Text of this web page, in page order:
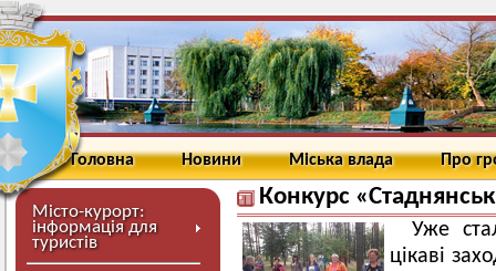
Головна Новини Міська влада Про
Місто-курорт:
інформація для
туристів
Конкурс
Уже
цікаві